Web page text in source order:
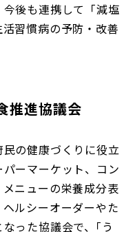
後も連携して「減塩
習慣病の予防・改善
進協議会
の健康づくりに役立
ーマーケット、コン
ニューの栄養成分表
ルシーオーダーやた
った協議会で、｢う